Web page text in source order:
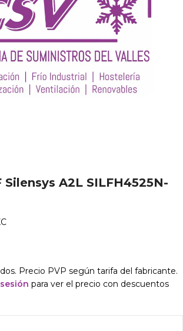
Silensys A2L SILFH4525N-
Precio PVP según tarifa del fabricante.
para ver el precio con descuentos